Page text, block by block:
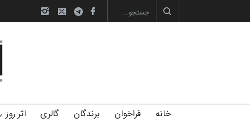
رویداد کارگاهی کارتون و پوستر «ایران سربلند»…
خانه فراخوان برندگان گالری اثر روز